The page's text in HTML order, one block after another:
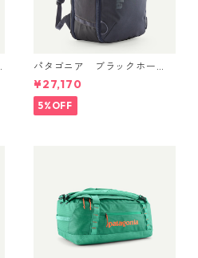
パタゴニア ブラックホー
ル・ミニ・MLC 30L (カラー
Smolder Blue w/Forge Gre
y) Patagonia Black Hole® Mi
ni MLC® 30L 日本正規品 製
¥27,170
5%OFF